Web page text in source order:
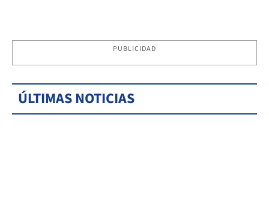
PUBLICIDAD
ÚLTIMAS NOTICIAS